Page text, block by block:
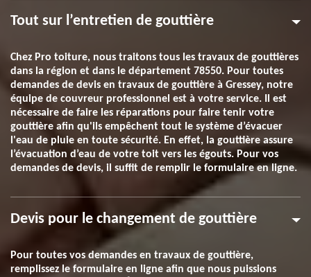
Tout sur l’entretien de gouttière
Chez Pro toiture, nous traitons tous les travaux de gouttières
dans la région et dans le département 78550. Pour toutes
demandes de devis en travaux de gouttière à Gressey, notre
équipe de couvreur professionnel est à votre service. Il est
nécessaire de faire les réparations pour faire tenir votre
gouttière afin qu'ils empêchent tout le système d’évacuer
l'eau de pluie en toute sécurité. En effet, la gouttière assure
l’évacuation d’eau de votre toit vers les égouts. Pour vos
demandes de devis, il suffit de remplir le formulaire en ligne.
Devis pour le changement de gouttière
Pour toutes vos demandes en travaux de gouttière,
remplissez le formulaire en ligne afin que nous puissions